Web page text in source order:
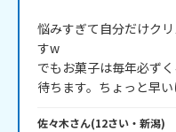
悩みすぎて自分だけク
すw
でもお菓子は毎年必ず
待ちます。ちょっと早い
佐々木さん(12さい・ 新潟)